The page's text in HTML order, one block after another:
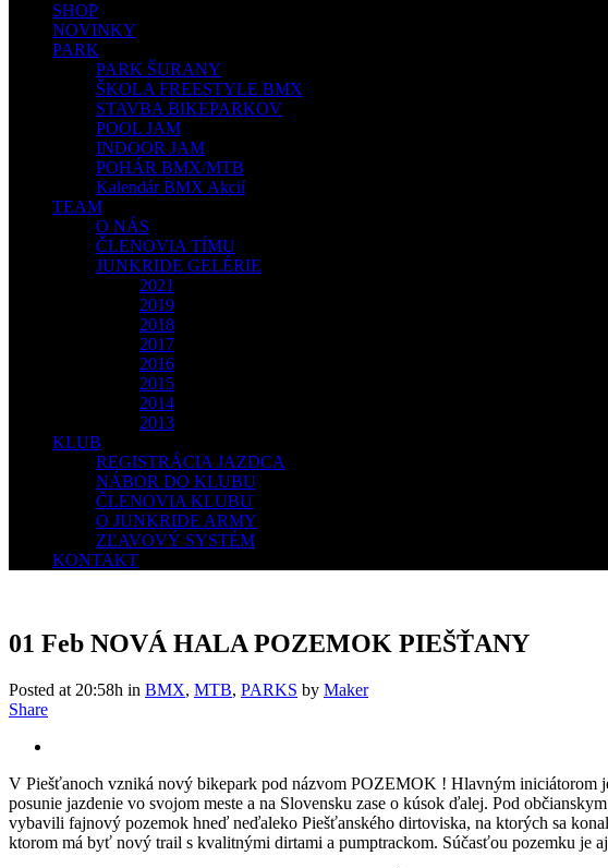
SHOP
NOVINKY
PARK
PARK ŠURANY
ŠKOLA FREESTYLE BMX
STAVBA BIKEPARKOV
POOL JAM
INDOOR JAM
POHÁR BMX/MTB
Kalendár BMX Akcií
TEAM
O NÁS
ČLENOVIA TÍMU
JUNKRIDE GELÉRIE
2021
2019
2018
2017
2016
2015
2014
2013
KLUB
REGISTRÁCIA JAZDCA
NÁBOR DO KLUBU
ČLENOVIA KLUBU
O JUNKRIDE ARMY
ZĽAVOVÝ SYSTÉM
KONTAKT
01 Feb NOVÁ HALA POZEMOK PIEŠŤANY
Posted at 20:58h in BMX, MTB, PARKS by Maker
Share
V Piešťanoch vzniká nový bikepark pod názvom POZEMOK ! Hlavným iniciátorom
posunie jazdenie vo svojom meste a na Slovensku zase o kúsok ďalej. Pod
vybavili fajnový pozemok hneď neďaleko Piešťanského dirtoviska, na ktorých sa
ktorom má byť nový trail s kvalitnými dirtami a pumptrackom. Súčasťou pozemku je